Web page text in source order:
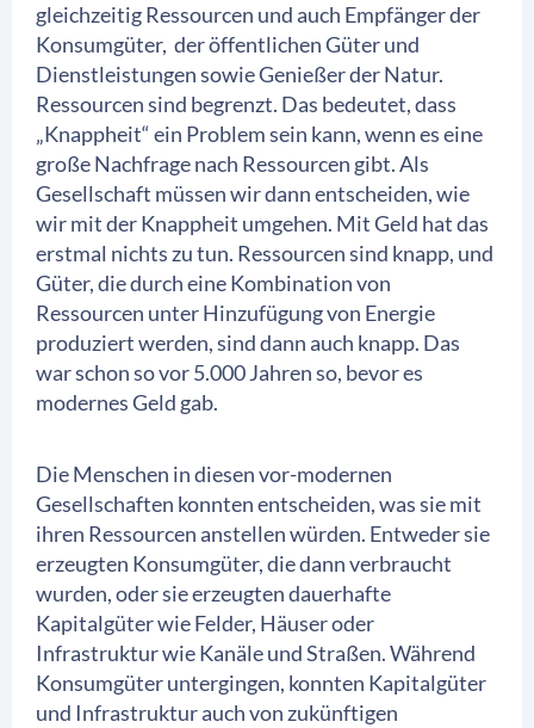
gleichzeitig Ressourcen und auch Empfänger der
Konsumgüter, der öffentlichen Güter und
Dienstleistungen sowie Genießer der Natur.
Ressourcen sind begrenzt. Das bedeutet, dass
„Knappheit“ ein Problem sein kann, wenn es eine
große Nachfrage nach Ressourcen gibt. Als
Gesellschaft müssen wir dann entscheiden, wie
wir mit der Knappheit umgehen. Mit Geld hat das
erstmal nichts zu tun. Ressourcen sind knapp, und
Güter, die durch eine Kombination von
Ressourcen unter Hinzufügung von Energie
produziert werden, sind dann auch knapp. Das
war schon so vor 5.000 Jahren so, bevor es
modernes Geld gab.
Die Menschen in diesen vor-modernen
Gesellschaften konnten entscheiden, was sie mit
ihren Ressourcen anstellen würden. Entweder sie
erzeugten Konsumgüter, die dann verbraucht
wurden, oder sie erzeugten dauerhafte
Kapitalgüter wie Felder, Häuser oder
Infrastruktur wie Kanäle und Straßen. Während
Konsumgüter untergingen, konnten Kapitalgüter
und Infrastruktur auch von zukünftigen